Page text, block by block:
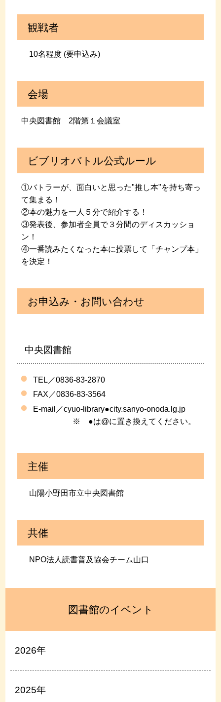
観戦者
10名程度 (要申込み)
会場
中央図書館 2階第１会議室
ビブリオバトル公式ルール
①バトラーが、面白いと思った"推し本"を持ち寄っ
て集まる！
②本の魅力を一人５分で紹介する！
③発表後、参加者全員で３分間のディスカッショ
ン！
④一番読みたくなった本に投票して「チャンプ本」
を決定！
お申込み・お問い合わせ
中央図書館
TEL／0836-83-2870
FAX／0836-83-3564
E-mail／cyuo-library●city.sanyo-onoda.lg.jp
※ ●は@に置き換えてください。
主催
山陽小野田市立中央図書館
共催
NPO法人読書普及協会チーム山口
図書館のイベント
2026年
2025年